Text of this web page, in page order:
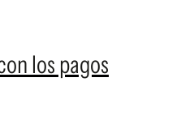
los pagos